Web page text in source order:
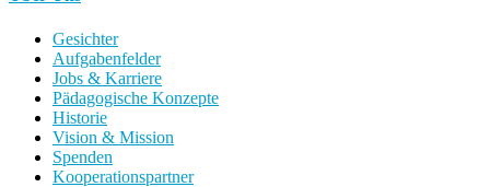
Gesichter
Aufgabenfelder
Jobs & Karriere
Pädagogische Konzepte
Historie
Vision & Mission
Spenden
Kooperationspartner